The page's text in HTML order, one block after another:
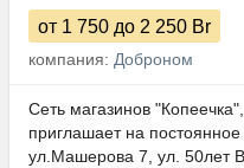
от 1 750 до 2 250 Br
компания: Доброном
Сеть магазинов
приглашает на
ул.Машерова 7, ул. 50лет